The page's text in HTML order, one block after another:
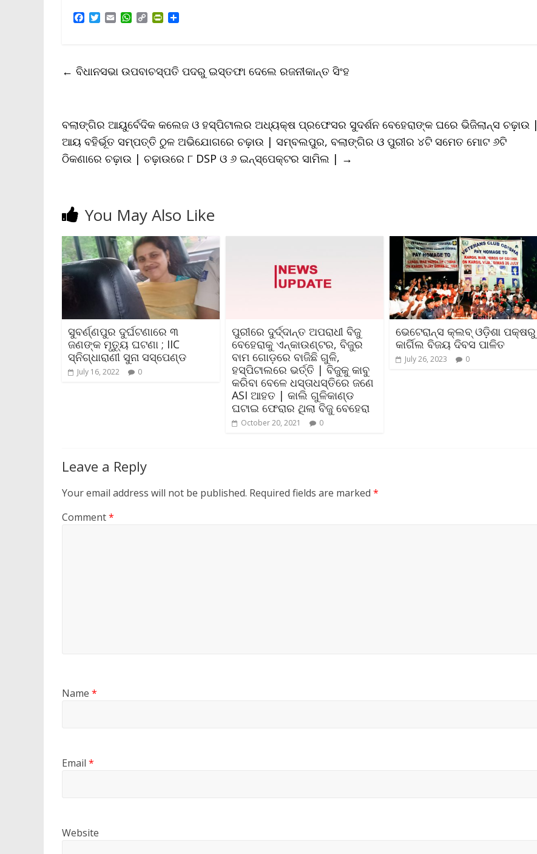
o
T
e
E
W
A
C
i
P
F
d
l
y
← ବିଧାନସଭା ଉପବାଚସ୍ପତି ପଦରୁ ଇସ୍ତଫା ଦେଲେ ରଜନୀକାନ୍ତ ସିଂହ
ବଲାଙ୍ଗିର ଆୟୁର୍ବେଦିକ କଲେଜ ଓ ହସ୍ପିଟାଲର ଅଧ୍ୟକ୍ଷ ପ୍ରଫେସର ସୁଦର୍ଶନ ବେହେରାଙ୍କ ଘରେ ଭିଜିଲାନ୍ସ ଚଢ଼ାଉ |
ଆୟ ବହିର୍ଭୂତ ସମ୍ପତ୍ତି ଠୁଳ ଅଭିଯୋଗରେ ଚଢ଼ାଉ | ସମ୍ବଲପୁର, ବଲାଙ୍ଗିର ଓ ପୁରୀର ୪ଟି ସମେତ ମୋଟ ୬ଟି
ଠିକଣାରେ ଚଢ଼ାଉ | ଚଢ଼ାଉରେ ୮ DSP ଓ ୬ ଇନ୍‌ସ୍ପେକ୍ଟର ସାମିଲ | →
You May Also Like
ସୁବର୍ଣ୍ଣପୁର ଦୁର୍ଘଟଣାରେ ୩
ଜଣଙ୍କ ମୃତ୍ୟୁ ଘଟଣା ; IIC
ସ୍ନିଗ୍ଧାରାଣୀ ସୁନା ସସ୍‌ପେଣ୍ଡ
July 16, 2022 0
ପୁରୀରେ ଦୁର୍ଦ୍ଦାନ୍ତ ଅପରାଧୀ ବିଜୁ
ବେହେରାକୁ ଏନ୍‌କାଉଣ୍ଟର, ବିଜୁର
ବାମ ଗୋଡ଼ରେ ବାଜିଛି ଗୁଳି,
ହସ୍ପିଟାଲରେ ଭର୍ତ୍ତି | ବିଜୁକୁ କାବୁ
କରିବା ବେଳେ ଧସ୍ତାଧସ୍ତିରେ ଜଣେ
ASI ଆହତ | କାଲି ଗୁଳିକାଣ୍ଡ
ଘଟାଇ ଫେରାର ଥିଲା ବିଜୁ ବେହେରା
October 20, 2021 0
ଭେଟେରାନ୍ସ କ୍ଲବ୍ ଓଡ଼ିଶା ପକ୍ଷରୁ
କାର୍ଗିଲ ବିଜୟ ଦିବସ ପାଳିତ
July 26, 2023 0
Leave a Reply
Your email address will not be published. Required fields are marked *
Comment*
Name *
Email *
Website